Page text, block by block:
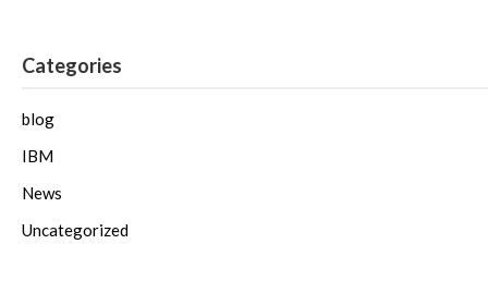
Categories
blog
IBM
News
Uncategorized